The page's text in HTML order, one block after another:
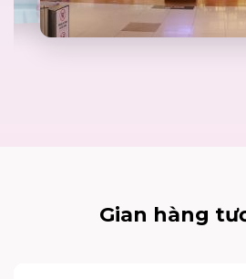
Gian hàng